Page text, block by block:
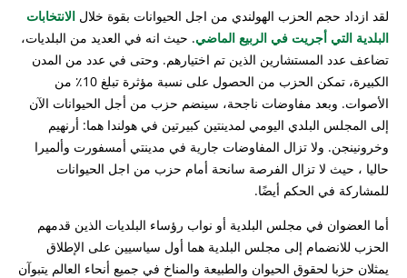
لقد ازداد حجم الحزب الهولندي من اجل الحيوانات بقوة خلال الانتخابات
البلدية التي أجريت في الربيع الماضي. حيث انه في العديد من البلديات،
تضاعف عدد المستشارين الذين تم اختيارهم. وحتى في عدد من المدن
الكبيرة، تمكن الحزب من الحصول على نسبة مؤثرة تبلغ 10٪ من
الأصوات. وبعد مفاوضات ناجحة، سينضم حزب من أجل الحيوانات الآن
إلى المجلس البلدي اليومي لمدينتين كبيرتين في هولندا هما: أرنهيم
وخرونينجن. ولا تزال المفاوضات جارية في مدينتي أمسفورت وألميرا
حاليا ، حيث لا تزال الفرصة سانحة أمام حزب من اجل الحيوانات
للمشاركة في الحكم أيضًا.
أما العضوان في مجلس البلدية أو نواب رؤساء البلديات الذين قدمهم
الحزب للانضمام إلى مجلس البلدية هما أول سياسيين على الإطلاق
يمثلان حزبا لحقوق الحيوان والطبيعة والمناخ في جميع أنحاء العالم يتبوآن